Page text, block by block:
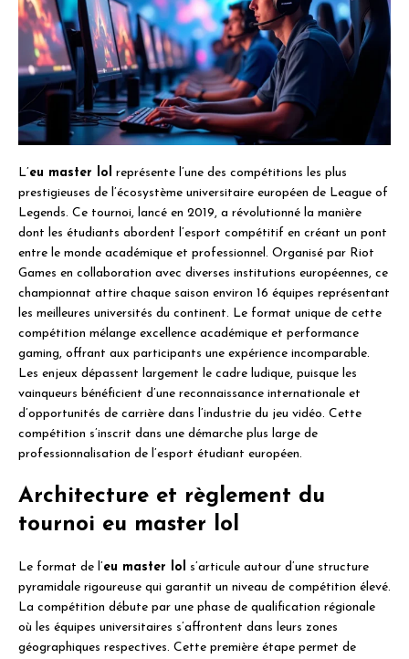
L’eu master lol représente l’une des compétitions les plus
prestigieuses de l’écosystème universitaire européen de League of
Legends. Ce tournoi, lancé en 2019, a révolutionné la manière
dont les étudiants abordent l’esport compétitif en créant un pont
entre le monde académique et professionnel. Organisé par Riot
Games en collaboration avec diverses institutions européennes, ce
championnat attire chaque saison environ 16 équipes représentant
les meilleures universités du continent. Le format unique de cette
compétition mélange excellence académique et performance
gaming, offrant aux participants une expérience incomparable.
Les enjeux dépassent largement le cadre ludique, puisque les
vainqueurs bénéficient d’une reconnaissance internationale et
d’opportunités de carrière dans l’industrie du jeu vidéo. Cette
compétition s’inscrit dans une démarche plus large de
professionnalisation de l’esport étudiant européen.
Architecture et règlement du
tournoi eu master lol
Le format de l’eu master lol
s’articule autour d’une structure
pyramidale rigoureuse qui garantit un niveau de compétition élevé.
La compétition débute par une phase de qualification régionale
où les équipes universitaires s’affrontent dans leurs zones
géographiques respectives. Cette première étape permet de